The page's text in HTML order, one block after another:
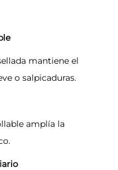
mantiene el
o salpicaduras.
amplía la